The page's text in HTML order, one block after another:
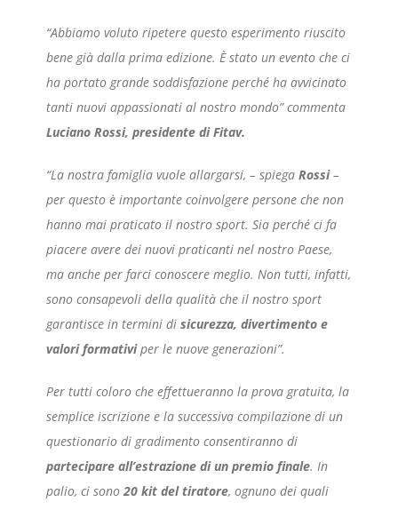
“Abbiamo voluto ripetere questo esperimento riuscito
bene già dalla prima edizione. È stato un evento che ci
ha portato grande soddisfazione perché ha avvicinato
tanti nuovi appassionati al nostro mondo” commenta
Luciano Rossi, presidente di Fitav.
“La nostra famiglia vuole allargarsi, – spiegaRossi–
per questo è importante coinvolgere persone che non
hanno mai praticato il nostro sport. Sia perché ci fa
piacere avere dei nuovi praticanti nel nostro Paese,
ma anche per farci conoscere meglio. Non tutti, infatti,
sono consapevoli della qualità che il nostro sport
garantisce in termini disicurezza, divertimento e
valori formativiper le nuove generazioni”.
Per tutti coloro che effettueranno la prova gratuita, la
semplice iscrizione e la successiva compilazione di un
questionario di gradimento consentiranno di
partecipare all’estrazione di un premio finale. In
palio, ci sono20 kit del tiratore, ognuno dei quali